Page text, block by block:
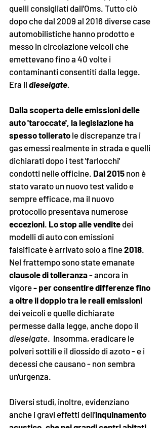
quelli consigliati dall'Oms. Tutto ciò
dopo che dal 2009 al 2016 diverse case
automobilistiche hanno prodotto e
messo in circolazione veicoli che
emettevano fino a 40 volte i
contaminanti consentiti dalla legge.
Era il dieselgate.
Dalla scoperta delle emissioni delle
auto 'taroccate', la legislazione ha
spesso tollerato le discrepanze tra i
gas emessi realmente in strada e quelli
dichiarati dopo i test 'farlocchi'
condotti nelle officine. Dal 2015 non è
stato varato un nuovo test valido e
sempre efficace, ma il nuovo
protocollo presentava numerose
eccezioni. Lo stop alle vendite dei
modelli di auto con emissioni
falsificate è arrivato solo a fine 2018.
Nel frattempo sono state emanate
clausole di tolleranza - ancora in
vigore - per consentire differenze fino
a oltre il doppio tra le reali emissioni
dei veicoli e quelle dichiarate
permesse dalla legge, anche dopo il
dieselgate.  Insomma, eradicare le
polveri sottili e il diossido di azoto - e i
decessi che causano - non sembra
un'urgenza.
Diversi studi, inoltre, evidenziano
anche i gravi effetti dell'inquinamento